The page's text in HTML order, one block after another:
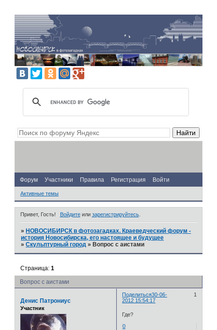
Форум Участники Правила Регистрация Войти
Активные темы
Привет, Гость! Войдитеили зарегистрируйтесь.
» НОВОСИБИРСК в фотозагадках. Краеведческий форум -
история Новосибирска, его настоящее и будущее
»Скульптурный город » Вопрос с аистами
Вопрос с аистами
Страница:1
Поделиться 1
30-06-
2012 15:54:17
Денис Патрониус
Участник
Где?
0